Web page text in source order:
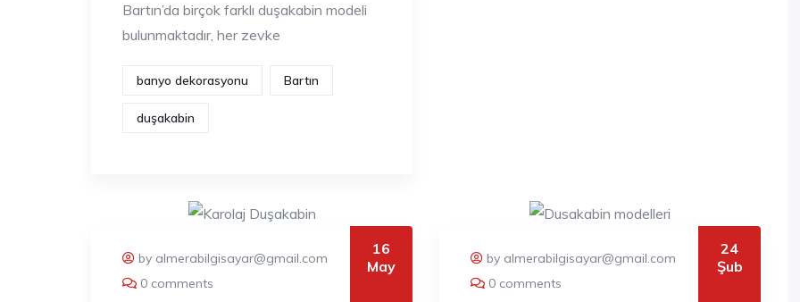
Bartın’da birçok farklı duşakabin modeli
bulunmaktadır, her zevke
banyo dekorasyonu Bartın
duşakabin
by almerabilgisayar@gmail.com
0 comments
16
May
by almerabilgisayar@gmail.com
0 comments
24
Şub